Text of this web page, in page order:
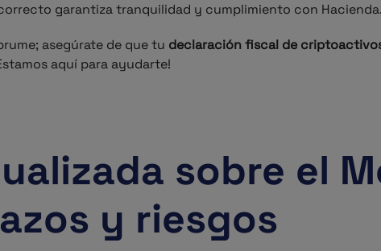
garantiza tranquilidad y cumplimiento con Hacienda.
asegúrate de que tu declaración fiscal de
aquí para ayudarte!
sobre el
y riesgos